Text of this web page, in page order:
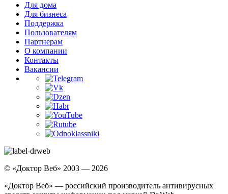
Для дома
Для бизнеса
Поддержка
Пользователям
Партнерам
О компании
Контакты
Вакансии
© «Доктор Веб» 2003 — 2026
«Доктор Веб» — российский производитель антивирусных